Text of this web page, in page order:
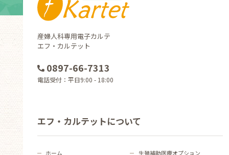
産婦人科専用電子カルテ
エフ・カルテット
0897-66-7313
電話受付：平日9:00 - 18:00
エフ・カルテットについて
ホーム
生殖補助医療オプション